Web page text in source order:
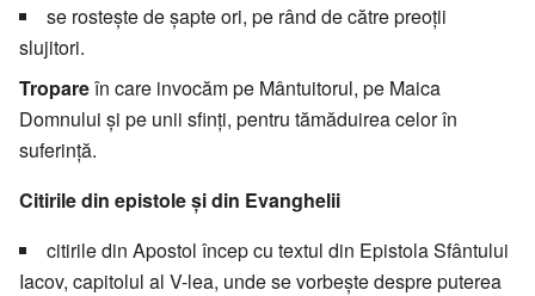
se rosteşte de şapte ori, pe rând de către preoții
slujitori.
Tropareîn care invocăm pe Mântuitorul, pe Maica
Domnului şi pe unii sfinţi, pentru tămăduirea celor în
suferinţă.
Citirile din epistole şi din Evanghelii
citirile din Apostol încep cu textul din Epistola Sfântului
Iacov, capitolul al V-lea, unde se vorbeşte despre puterea